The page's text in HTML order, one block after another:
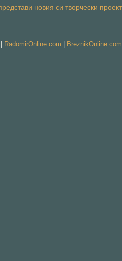
новия си творчески
RadomirOnline.com BreznikOnline.com